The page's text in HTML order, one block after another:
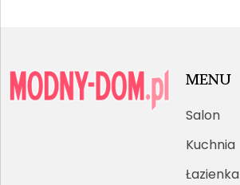
MENU
Salon
Kuchnia
Łazienka